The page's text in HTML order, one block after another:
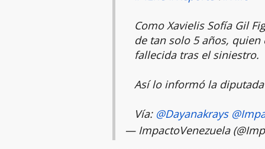
Como Xavielis Sofía Gil
de tan solo 5 años,
fallecida tras el siniestro.
Así lo informó la
Vía: @Dayanakrays
— ImpactoVenezuela